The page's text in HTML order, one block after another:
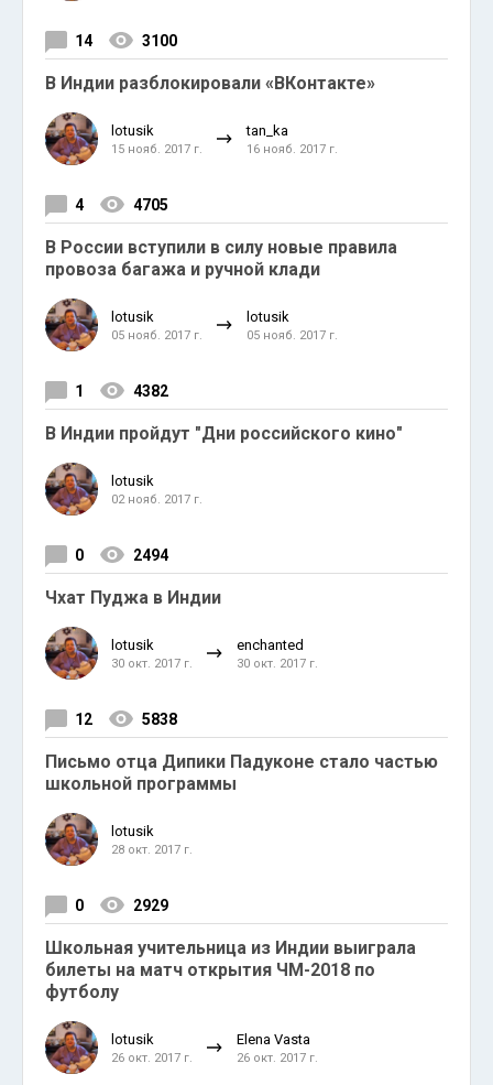
14 3100
В Индии разблокировали «ВКонтакте»
lotusik
15 нояб. 2017 г.
tan_ka
16 нояб. 2017 г.
4 4705
В России вступили в силу новые правила
провоза багажа и ручной клади
lotusik
05 нояб. 2017 г.
lotusik
05 нояб. 2017 г.
1 4382
В Индии пройдут "Дни российского кино"
lotusik
02 нояб. 2017 г.
0 2494
Чхат Пуджа в Индии
lotusik
30 окт. 2017 г.
enchanted
30 окт. 2017 г.
12 5838
Письмо отца Дипики Падуконе стало частью
школьной программы
lotusik
28 окт. 2017 г.
0 2929
Школьная учительница из Индии выиграла
билеты на матч открытия ЧМ-2018 по
футболу
lotusik
26 окт. 2017 г.
Elena Vasta
26 окт. 2017 г.